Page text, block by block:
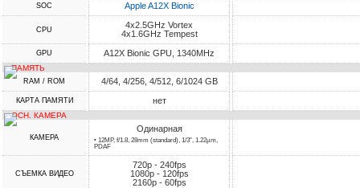
SOC Apple A12X Bionic
CPU
4x2.5GHz Vortex
4x1.6GHz Tempest
GPU A12X Bionic GPU, 1340MHz
ПАМЯТЬ
RAM / ROM 4/64, 4/256, 4/512, 6/1024 GB
КАРТА ПАМЯТИ нет
ОСН. КАМЕРА
КАМЕРА
Одинарная
• 12MP, f/1.8, 28mm (standard), 1/3", 1.22µm,
PDAF
СЪЕМКА ВИДЕО
720p - 240fps
1080p - 120fps
2160p - 60fps